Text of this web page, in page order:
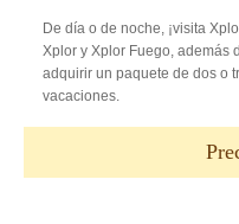
De día o de noche, ¡visita
Xplor y Xplor Fuego, además
adquirir un paquete de dos o
vacaciones.